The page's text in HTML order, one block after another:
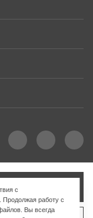
с
. Продолжая работу с
Вы всегда